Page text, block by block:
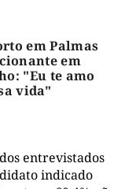
em Palmas
em
"Eu te amo
vida"
entrevistados
indicado